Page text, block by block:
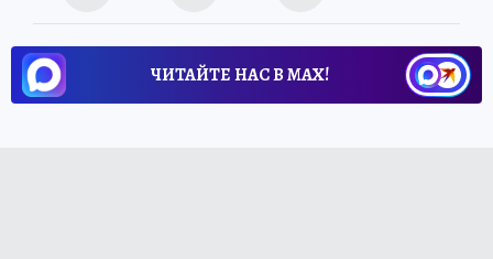
ЧИТАЙТЕ НАС В МАХ!